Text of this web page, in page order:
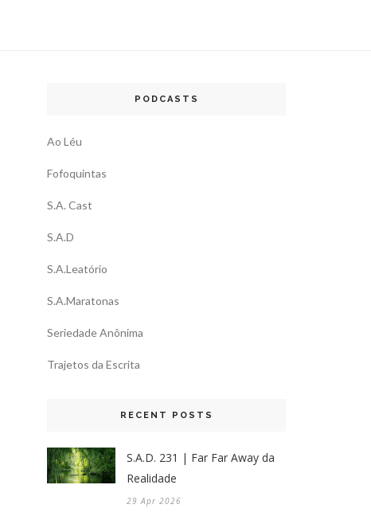
PODCASTS
Ao Léu
Fofoquintas
S.A. Cast
S.A.D
S.A.Leatório
S.A.Maratonas
Seriedade Anônima
Trajetos da Escrita
RECENT POSTS
S.A.D. 231 | Far Far Away da
Realidade
29 Apr 2026